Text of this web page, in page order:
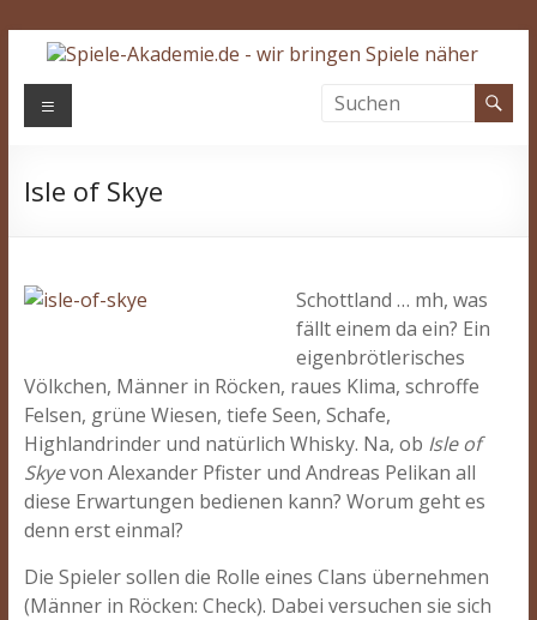
Zum
Inhalt
springen
Spiele-
Wir
Menü
Isle of Skye
Schottland … mh, was
fällt einem da ein? Ein
eigenbrötlerisches
Völkchen, Männer in Röcken, raues Klima, schroffe
Felsen, grüne Wiesen, tiefe Seen, Schafe,
Highlandrinder und natürlich Whisky. Na, ob Isle of
Skyevon Alexander Pfister und Andreas Pelikan all
diese Erwartungen bedienen kann? Worum geht es
denn erst einmal?
Die Spieler sollen die Rolle eines Clans übernehmen
(Männer in Röcken: Check). Dabei versuchen sie sich